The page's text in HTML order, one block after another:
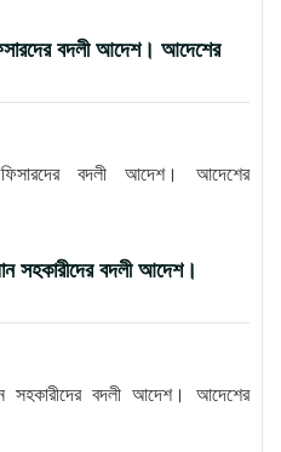
বদলী আদেশ। আদেশের
বদলী আদেশ। আদেশের
সহকারীদের বদলী আদেশ।
সহকারীদের বদলী আদেশ। আদেশের